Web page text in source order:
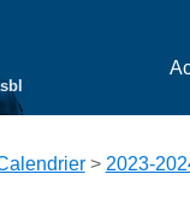
> 2023-